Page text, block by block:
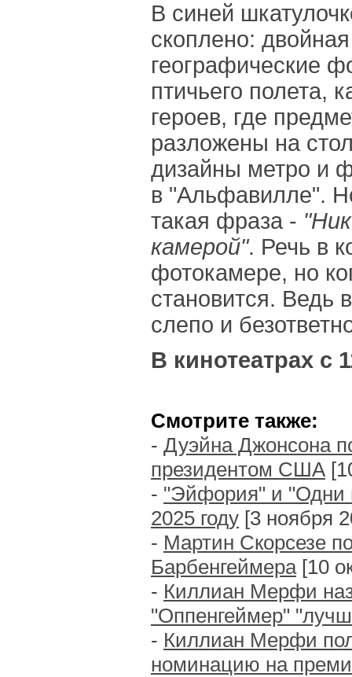
В синей
скоплено:
географические
птичьего полета,
героев, где
разложены на
дизайны метро и
в "Альфавилле".
такая фраза -
камерой". Речь в
фотокамере, но
становится. Ведь
слепо и
В кинотеатрах с
Смотрите также:
- Дуэйна Джонсона
президентом США
- "Эйфория" и "Одни
2025 году [3 ноября
- Мартин Скорсезе
Барбенгеймера[10
- Киллиан Мерфи
"Оппенгеймер"
- Киллиан Мерфи
номинацию на